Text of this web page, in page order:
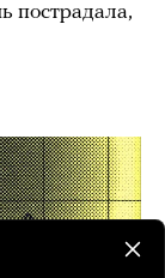
пострадала,